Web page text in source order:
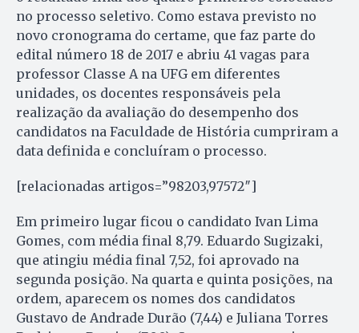
no processo seletivo. Como estava previsto no
novo cronograma do certame, que faz parte do
edital número 18 de 2017 e abriu 41 vagas para
professor Classe A na UFG em diferentes
unidades, os docentes responsáveis pela
realização da avaliação do desempenho dos
candidatos na Faculdade de História cumpriram a
data definida e concluíram o processo.
[relacionadas artigos=”98203,97572″]
Em primeiro lugar ficou o candidato Ivan Lima
Gomes, com média final 8,79. Eduardo Sugizaki,
que atingiu média final 7,52, foi aprovado na
segunda posição. Na quarta e quinta posições, na
ordem, aparecem os nomes dos candidatos
Gustavo de Andrade Durão (7,44) e Juliana Torres